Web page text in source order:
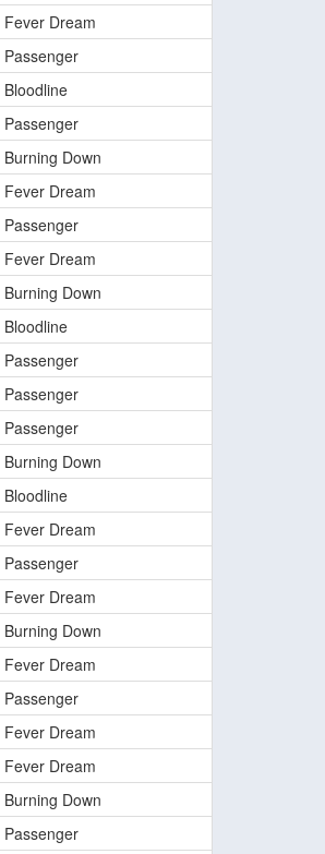
Fever Dream
Passenger
Bloodline
Passenger
Burning Down
Fever Dream
Passenger
Fever Dream
Burning Down
Bloodline
Passenger
Passenger
Passenger
Burning Down
Bloodline
Fever Dream
Passenger
Fever Dream
Burning Down
Fever Dream
Passenger
Fever Dream
Fever Dream
Burning Down
Passenger